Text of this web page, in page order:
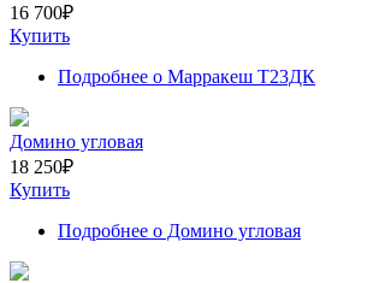
16 700₽
Купить
Подробнее о Марракеш Т23ДК
Домино угловая
18 250₽
Купить
Подробнее о Домино угловая